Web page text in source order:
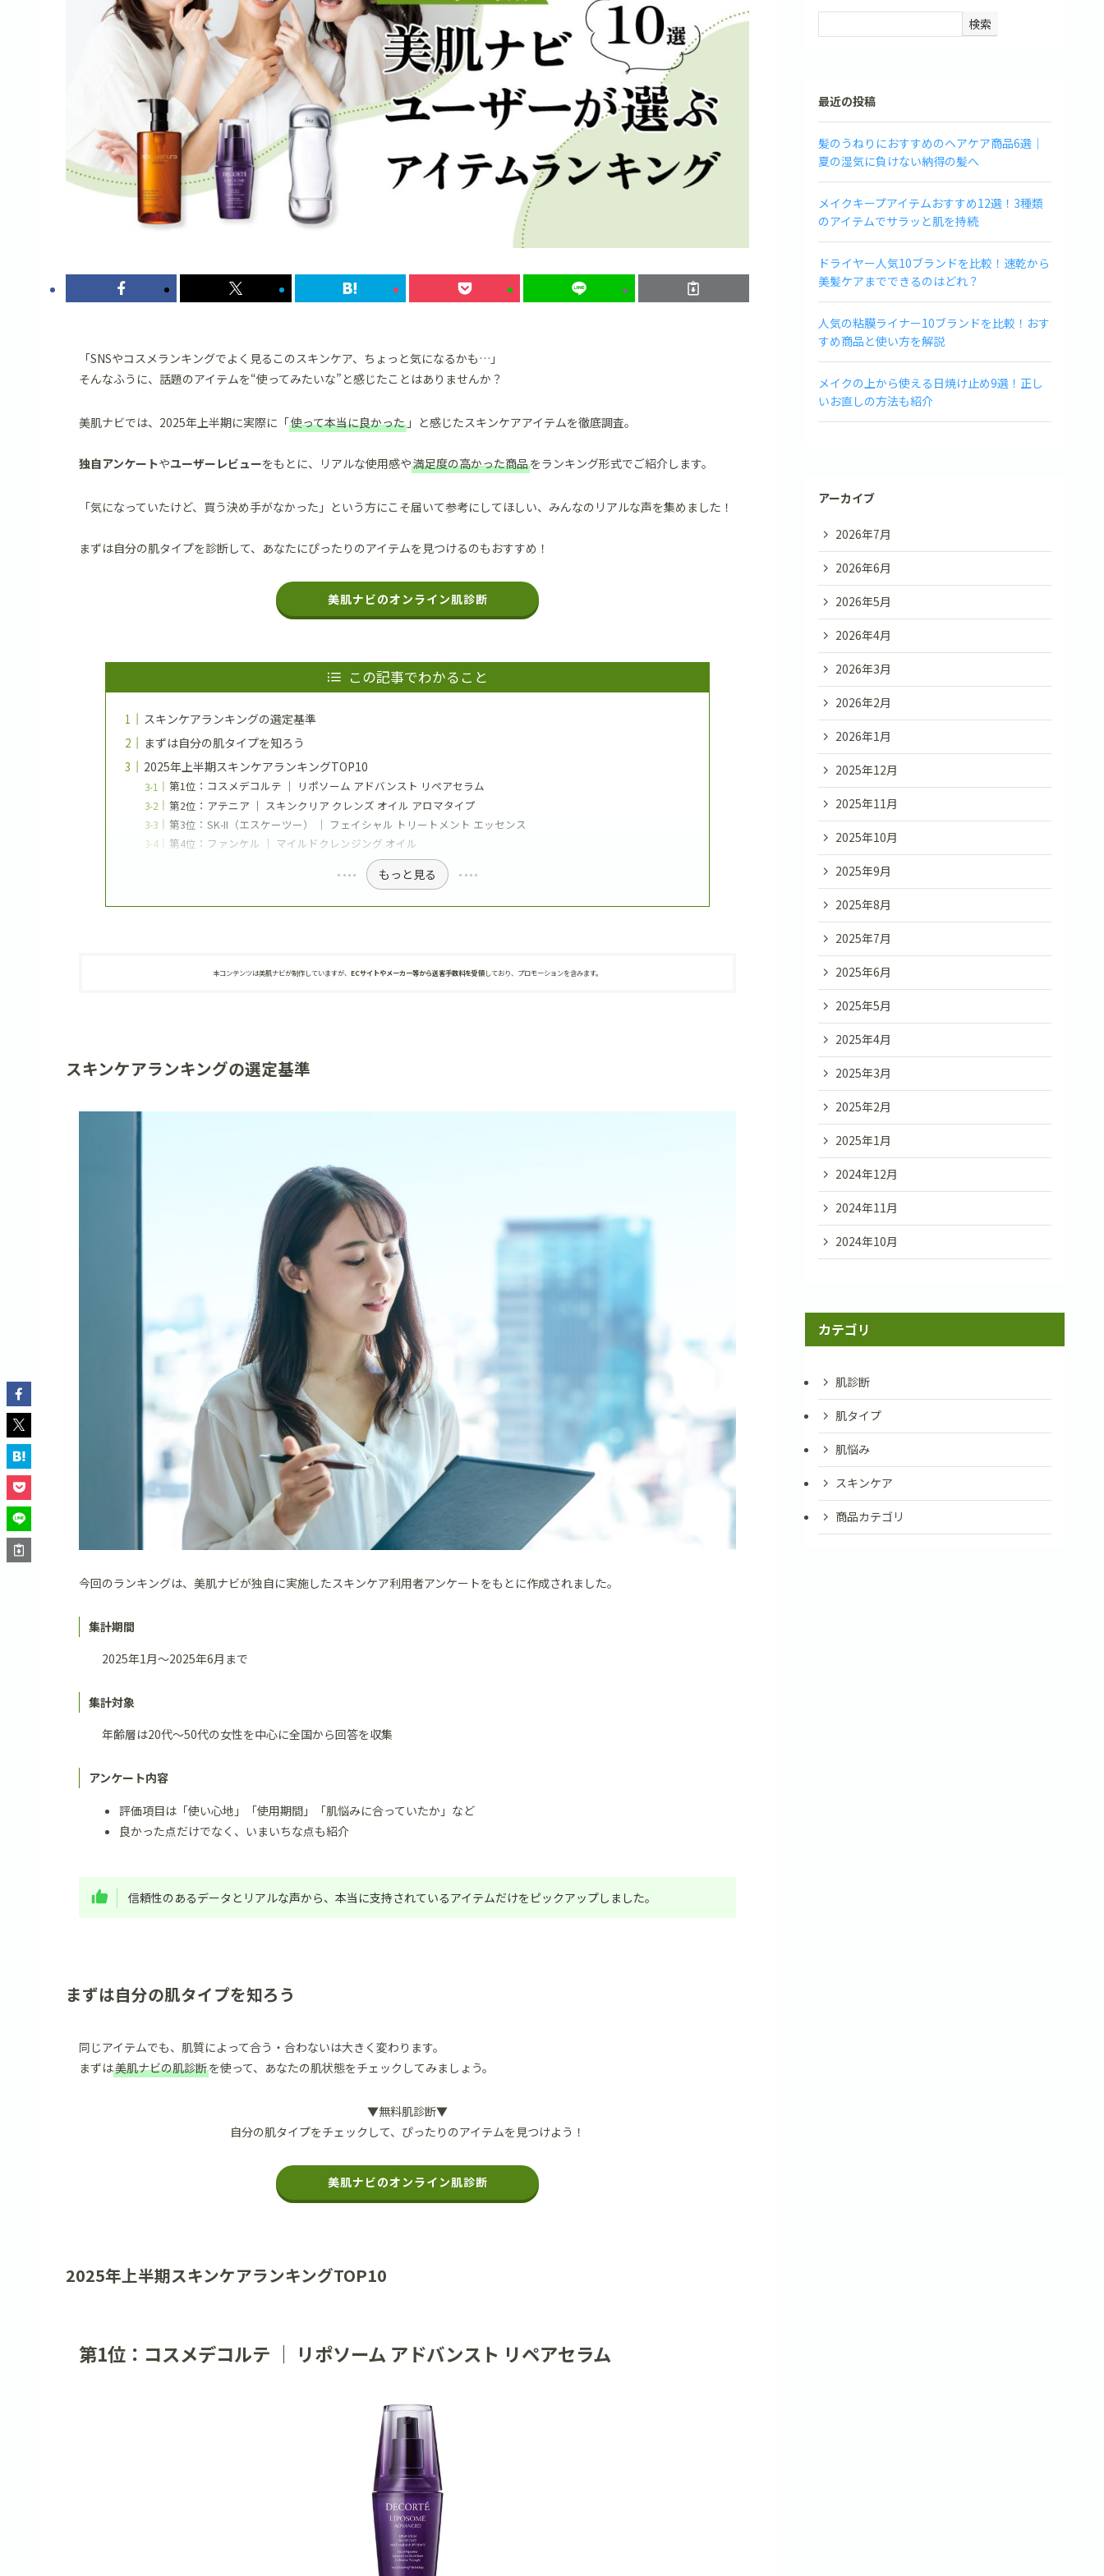
「SNSやコスメランキングでよく見るこのスキンケア、ちょっと気になるかも…」
そんなふうに、話題のアイテムを“使ってみたいな”と感じたことはありませんか？
美肌ナビでは、2025年上半期に実際に「使って本当に良かった 」と感じたスキンケアアイテムを徹底調査。
独自アンケートやユーザーレビューをもとに、リアルな使用感や満足度の高かった商品をランキング形式でご紹介します。
「気になっていたけど、買う決め手がなかった」という方にこそ届いて参考にしてほしい、みんなのリアルな声を集めました！
まずは自分の肌タイプを診断して、あなたにぴったりのアイテムを見つけるのもおすすめ！
美肌ナビのオンライン肌診断
この記事でわかること
スキンケアランキングの選定基準
まずは自分の肌タイプを知ろう
2025年上半期スキンケアランキングTOP10
第1位：コスメデコルテ ｜ リポソーム アドバンスト リペアセラム
第2位：アテニア ｜ スキンクリア クレンズ オイル アロマタイプ
第3位：SK-II（エスケーツー） ｜ フェイシャル トリートメント エッセンス
第4位：ファンケル ｜ マイルドクレンジング オイル
もっと見る
本コンテンツは美肌ナビが制作していますが、 ECサイトやメーカー等から送客手数料を受領しており、プロモーションを含みます。
スキンケアランキングの選定基準
今回のランキングは、美肌ナビが独自に実施したスキンケア利用者アンケートをもとに作成されました。
集計期間
2025年1月〜2025年6月まで
集計対象
年齢層は20代〜50代の女性を中心に全国から回答を収集
アンケート内容
評価項目は「使い心地」「使用期間」「肌悩みに合っていたか」など
良かった点だけでなく、いまいちな点も紹介
信頼性のあるデータとリアルな声から、本当に支持されているアイテムだけをピックアップしました。
まずは自分の肌タイプを知ろう
同じアイテムでも、肌質によって合う・合わないは大きく変わります。
まずは美肌ナビの肌診断を使って、あなたの肌状態をチェックしてみましょう。
▼無料肌診断▼
自分の肌タイプをチェックして、ぴったりのアイテムを見つけよう！
美肌ナビのオンライン肌診断
2025年上半期スキンケアランキングTOP10
第1位：コスメデコルテ ｜ リポソーム アドバンスト リペアセラム
検索
最近の投稿
髪のうねりにおすすめのヘアケア商品6選｜
夏の湿気に負けない納得の髪へ
メイクキープアイテムおすすめ12選！3種類
のアイテムでサラッと肌を持続
ドライヤー人気10ブランドを比較！速乾から
美髪ケアまでできるのはどれ？
人気の粘膜ライナー10ブランドを比較！おす
すめ商品と使い方を解説
メイクの上から使える日焼け止め9選！正し
いお直しの方法も紹介
アーカイブ
2026年7月
2026年6月
2026年5月
2026年4月
2026年3月
2026年2月
2026年1月
2025年12月
2025年11月
2025年10月
2025年9月
2025年8月
2025年7月
2025年6月
2025年5月
2025年4月
2025年3月
2025年2月
2025年1月
2024年12月
2024年11月
2024年10月
カテゴリ
肌診断
肌タイプ
肌悩み
スキンケア
商品カテゴリ